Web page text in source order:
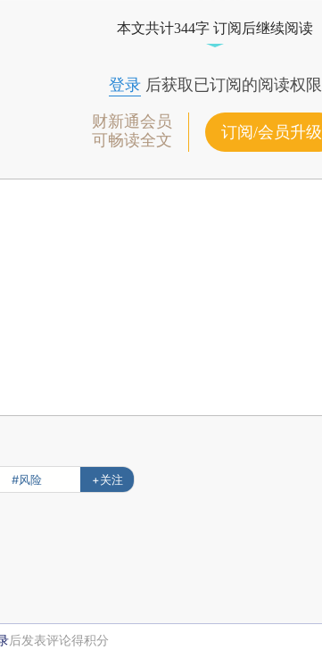
本文共计344字 订阅后继续阅读
登录后获取已订阅的阅读权限
财新通会员
可畅读全文
订阅/会员升级
#风险 +关注
后发表评论得积分